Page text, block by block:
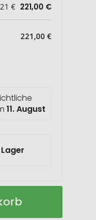
€ 221,00 €
221,00 €
11. August